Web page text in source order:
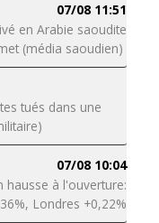
07/08 11:51
en Arabie saoudite
(média saoudien)
tués dans une
07/08 10:04
hausse à l'ouverture:
Londres +0,22%